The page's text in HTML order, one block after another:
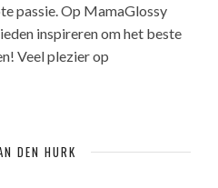
passie. Op MamaGlossy
inspireren om het beste
Veel plezier op
DEN HURK